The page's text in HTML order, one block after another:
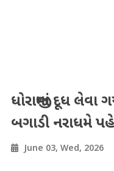
ધોરાજીમાં દૂધ
બગાડી નરાધમે
June 03, Wed, 2026